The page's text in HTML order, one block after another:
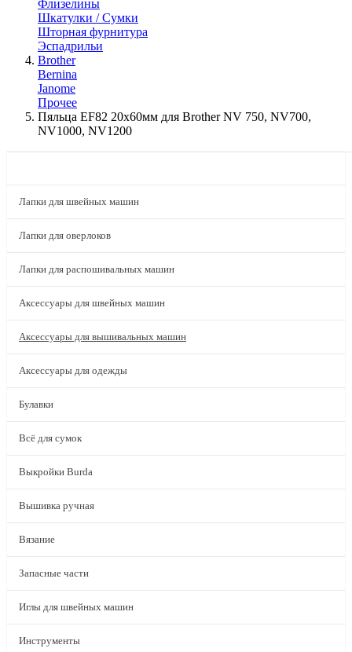
Флизелины
Шкатулки / Сумки
Шторная фурнитура
Эспадрильи
Brother
Bernina
Janome
Прочее
Пяльца EF82 20x60мм для Brother NV 750, NV700,
NV1000, NV1200
Лапки для швейных машин
Лапки для оверлоков
Лапки для распошивальных машин
Аксессуары для швейных машин
Аксессуары для вышивальных машин
Аксессуары для одежды
Булавки
Всё для сумок
Выкройки Burda
Вышивка ручная
Вязание
Запасные части
Иглы для швейных машин
Инструменты